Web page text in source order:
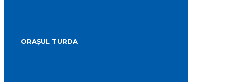
ORAȘUL TURDA